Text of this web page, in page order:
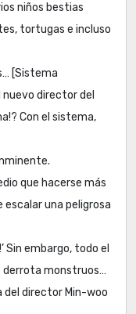
niños bestias
tortugas e incluso
[Sistema
director del
Con el sistema,
que hacerse más
una peligrosa
Sin embargo, todo el
derrota monstruos…
del director Min-woo